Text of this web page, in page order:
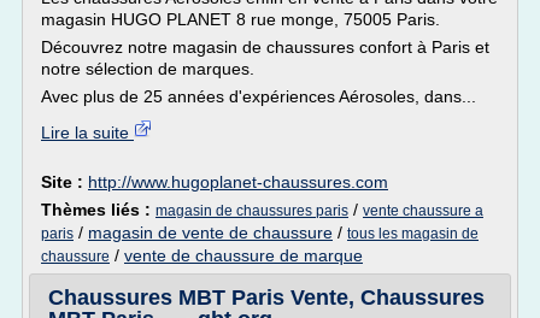
magasin HUGO PLANET 8 rue monge, 75005 Paris.
Découvrez notre magasin de chaussures confort à Paris et
notre sélection de marques.
Avec plus de 25 années d'expériences Aérosoles, dans...
Lire la suite
Site : http://www.hugoplanet-chaussures.com
Thèmes liés : magasin de chaussures paris / vente chaussure a
paris / magasin de vente de chaussure / tous les magasin de
chaussure / vente de chaussure de marque
Chaussures MBT Paris Vente, Chaussures